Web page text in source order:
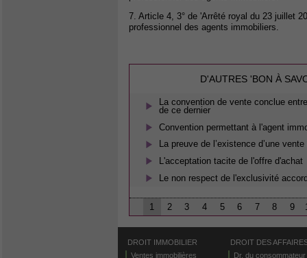
7. Article 4, 3° de 'Arrêté royal du 23 juillet
professionnel des agents immobiliers.
D'AUTRES 'BON À
La convention de vente conclue
de ce dernier
Convention permettant à l'agent
La preuve de l’existence d’une
L'acceptation tacite de l'offre d'achat
Le non respect de l'exclusivité
1 2 3 4 5 6 7 8 9
DROIT IMMOBILIER
Ventes immobilières
DROIT DES
Dr. du consommateur